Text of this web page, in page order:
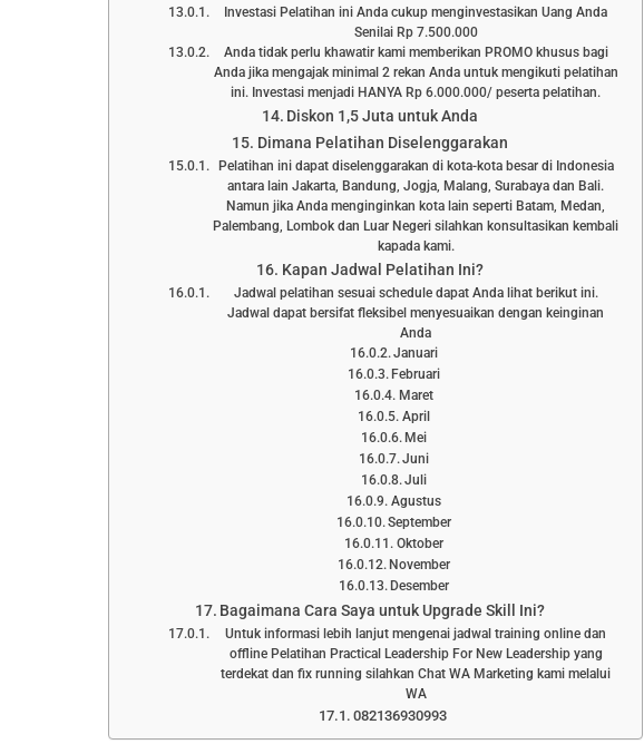
Investasi Pelatihan ini Anda cukup menginvestasikan Uang Anda
Senilai Rp 7.500.000
Anda tidak perlu khawatir kami memberikan PROMO khusus bagi
Anda jika mengajak minimal 2 rekan Anda untuk mengikuti pelatihan
ini. Investasi menjadi HANYA Rp 6.000.000/ peserta pelatihan.
Diskon 1,5 Juta untuk Anda
Dimana Pelatihan Diselenggarakan
Pelatihan ini dapat diselenggarakan di kota-kota besar di Indonesia
antara lain Jakarta, Bandung, Jogja, Malang, Surabaya dan Bali.
Namun jika Anda menginginkan kota lain seperti Batam, Medan,
Palembang, Lombok dan Luar Negeri silahkan konsultasikan kembali
kapada kami.
Kapan Jadwal Pelatihan Ini?
Jadwal pelatihan sesuai schedule dapat Anda lihat berikut ini.
Jadwal dapat bersifat fleksibel menyesuaikan dengan keinginan
Anda
Januari
Februari
Maret
April
Mei
Juni
Juli
Agustus
September
Oktober
November
Desember
Bagaimana Cara Saya untuk Upgrade Skill Ini?
Untuk informasi lebih lanjut mengenai jadwal training online dan
offline Pelatihan Practical Leadership For New Leadership yang
terdekat dan fix running silahkan Chat WA Marketing kami melalui
WA
082136930993